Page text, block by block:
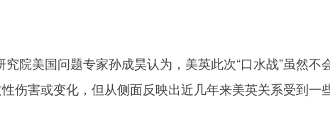
美国问题专家孙成昊认为，美英此次“口水战”虽然不
性伤害或变化，但从侧面反映出近几年来美英关系受到一